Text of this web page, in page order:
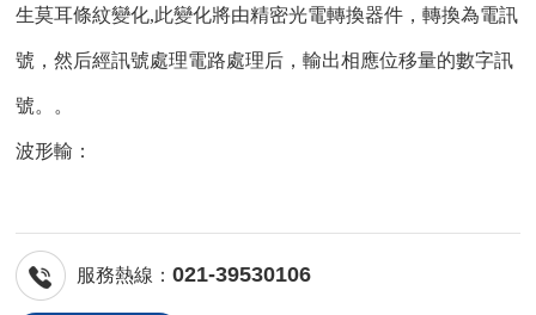
生莫耳條紋變化,此變化將由精密光電轉換器件，轉換為電訊
號，然后經訊號處理電路處理后，輸出相應位移量的數字訊
號。。
波形輸：
服務熱線：021-39530106